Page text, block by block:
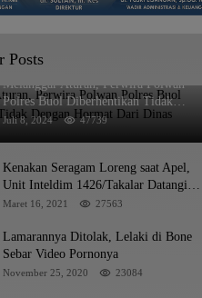
Posts
Melanggar Aturan, Perwira Polwan
Polres Buol Diberhentikan Tidak
Dengan Hormat Dari Dinas Kepolisian
Juli 8, 2024 47739
Kenakan Seragam Loreng saat Apel,
Unit Inteldim 1426/Takalar Datangi
Kediaman Kasatpol PP
Maret 16, 2021 27563
Lamarannya Ditolak, Lelaki di Bone
Sebar Video Pornonya
November 25, 2020 23084